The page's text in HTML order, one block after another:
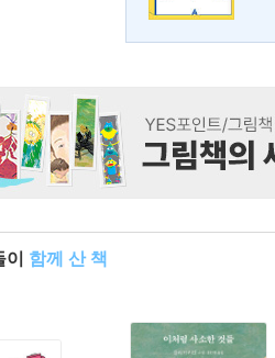
함께 산 책